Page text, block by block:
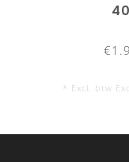
* Excl. btw